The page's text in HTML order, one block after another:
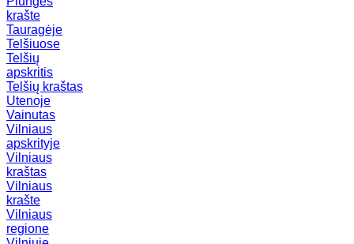
krašte
Tauragėje
Telšiuose
Telšių
apskritis
Telšių kraštas
Utenoje
Vainutas
Vilniaus
apskrityje
Vilniaus
kraštas
Vilniaus
krašte
Vilniaus
regione